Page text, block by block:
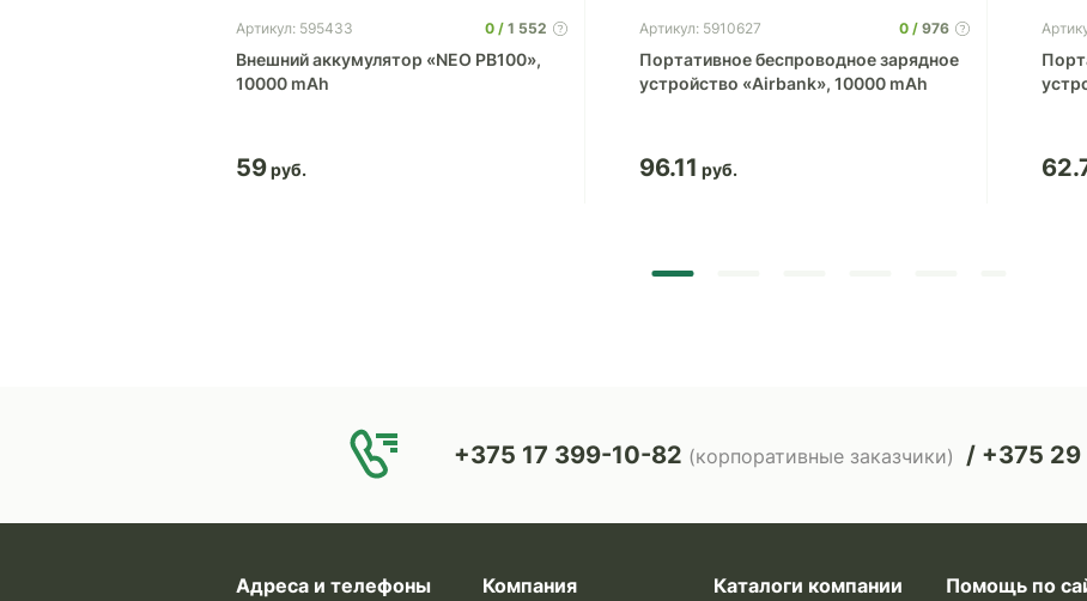
Артикул: 595433 0 1 552
Внешний аккумулятор «NEO PB100»,
10000 mAh
59
Артикул: 5910627 0 976
Портативное беспроводное зарядное
устройство «Airbank», 10000 mAh
96.11
+375 17 399-10-82 (корпоративные заказчики) +375 29
Адреса и телефоны Компания Каталоги компании Помощь по